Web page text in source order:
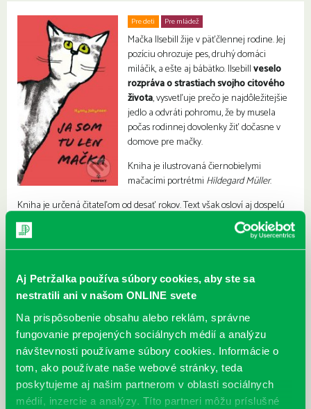
Aj Petržalka používa súbory cookies, aby ste sa
nestratili ani v našom ONLINE svete
Na prispôsobenie obsahu alebo reklám, správne
fungovanie prepojených sociálnych médií a analýzu
návštevnosti používame súbory cookies. Informácie o
tom, ako používate naše webové stránky, teda
poskytujeme aj našim partnerom v oblasti sociálnych
médií, inzercie a analýzy. Títo partneri môžu príslušné
Pre deti Pre mládež
Mačka Ilsebill žije v päťčlennej rodine. Jej
pozíciu ohrozuje pes, druhý domáci
miláčik, a ešte aj bábätko. Ilsebillveselo
rozpráva o strastiach svojho citového
života, vysvetľuje prečo je najdôležitejšie
jedlo a odvráti pohromu, že by musela
počas rodinnej dovolenky žiť dočasne v
domove pre mačky.
Kniha je ilustrovaná čiernobielymi
mačacími portrétmi Hildegard Müller.
Kniha je určená čitateľom od desať rokov. Text však osloví aj dospelú
čitateľskú obec, potešia sa jej milovníci mačiek a domácich zvierat, ale
aj všetci milovníci dobrej literatúry.